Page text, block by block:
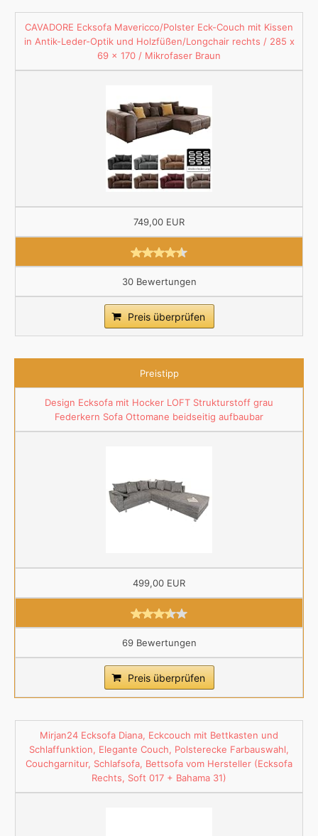
CAVADORE Ecksofa Mavericco/Polster Eck-Couch mit Kissen
in Antik-Leder-Optik und Holzfüßen/Longchair rechts / 285 x
69 x 170 / Mikrofaser Braun
749,00 EUR
30 Bewertungen
Preis überprüfen
Preistipp
Design Ecksofa mit Hocker LOFT Strukturstoff grau
Federkern Sofa Ottomane beidseitig aufbaubar
499,00 EUR
69 Bewertungen
Preis überprüfen
Mirjan24 Ecksofa Diana, Eckcouch mit Bettkasten und
Schlaffunktion, Elegante Couch, Polsterecke Farbauswahl,
Couchgarnitur, Schlafsofa, Bettsofa vom Hersteller (Ecksofa
Rechts, Soft 017 + Bahama 31)